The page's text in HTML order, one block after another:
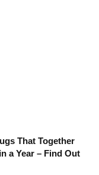
That Together
a Year – Find Out